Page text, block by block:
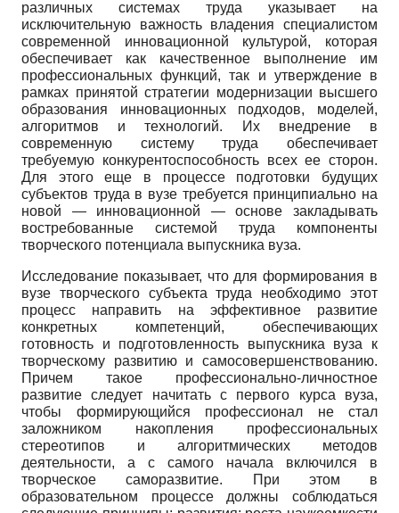
различных системах труда указывает на
исключительную важность владения специалистом
современной инновационной культурой, которая
обеспечивает как качественное выполнение им
профессиональных функций, так и утверждение в
рамках принятой стратегии модернизации высшего
образования инновационных подходов, моделей,
алгоритмов и технологий. Их внедрение в
современную систему труда обеспечивает
требуемую конкурентоспособность всех ее сторон.
Для этого еще в процессе подготовки будущих
субъектов труда в вузе требуется принципиально на
новой — инновационной — основе закладывать
востребованные системой труда компоненты
творческого потенциала выпускника вуза.
Исследование показывает, что для формирования в
вузе творческого субъекта труда необходимо этот
процесс направить на эффективное развитие
конкретных компетенций, обеспечивающих
готовность и подготовленность выпускника вуза к
творческому развитию и самосовершенствованию.
Причем такое профессионально-личностное
развитие следует начитать с первого курса вуза,
чтобы формирующийся профессионал не стал
заложником накопления профессиональных
стереотипов и алгоритмических методов
деятельности, а с самого начала включился в
творческое саморазвитие. При этом в
образовательном процессе должны соблюдаться